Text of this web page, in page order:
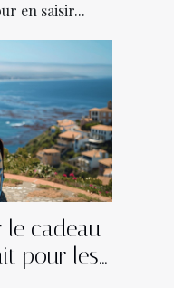
en saisir...
le cadeau
pour les